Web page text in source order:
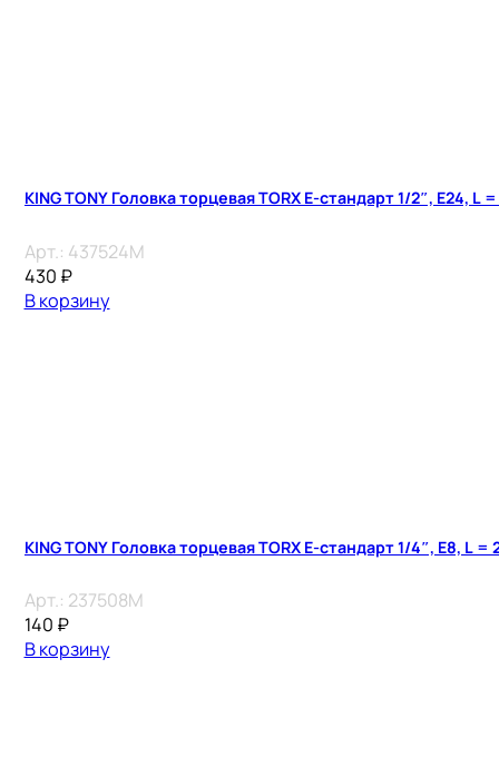
KING TONY Головка торцевая TORX Е-стандарт 1/2″, E24, L
Арт.: 437524M
430 ₽
В корзину
KING TONY Головка торцевая TORX Е-стандарт 1/4″, E8, L =
Арт.: 237508M
140 ₽
В корзину